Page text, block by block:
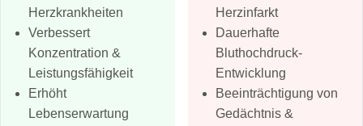
Herzkrankheiten
Verbessert
Konzentration &
Leistungsfähigkeit
Erhöht
Lebenserwartung
Herzinfarkt
Dauerhafte
Bluthochdruck-
Entwicklung
Beeinträchtigung von
Gedächtnis &